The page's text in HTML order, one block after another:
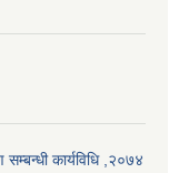
कार्यविधि ,२०७४